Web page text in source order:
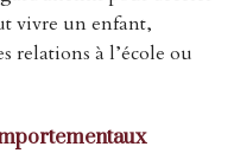
vivre un enfant,
relations à l’école ou